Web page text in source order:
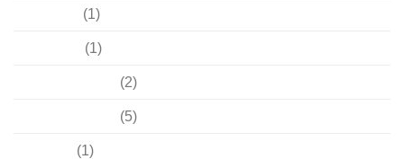
(1)
(1)
(2)
(5)
(1)